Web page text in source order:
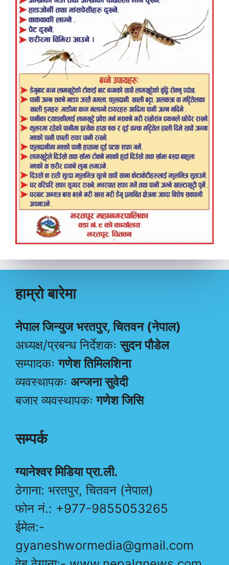
हाम्रो बारेमा
नेपाल जिन्युज भरतपुर, चितवन (नेपाल)
अध्यक्ष/प्रबन्ध निर्देशकःसुदन पौडेल
सम्पादकःगणेश तिमिलशिना
व्यवस्थापकः अन्जना सुवेदी
बजार व्यवस्थापकः गणेश जिसि
सम्पर्क
ग्यानेश्वर मिडिया प्रा.ली.
ठेगाना: भरतपुर, चितवन (नेपाल)
फोन नं.: +977-9855053265
ईमेल:-
gyaneshwormedia@gmail.com